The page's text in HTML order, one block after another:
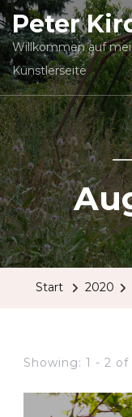
Peter
Willkommen auf
Künstlerseite
Start 2020
Showing: 1 - 2 of